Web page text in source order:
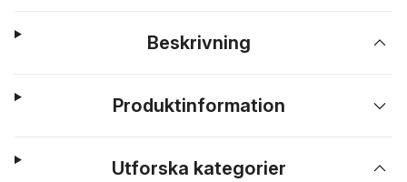
Beskrivning
Produktinformation
Utforska kategorier